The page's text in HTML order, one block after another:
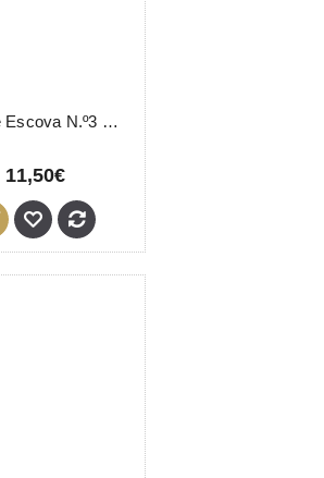
Beehive Escova N.º3 Rectangular Larga
11,50€